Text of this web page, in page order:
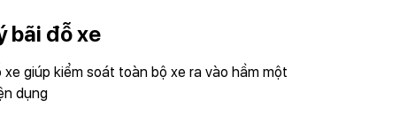
bãi đỗ xe
giúp kiểm soát toàn bộ xe ra vào hầm một
dụng